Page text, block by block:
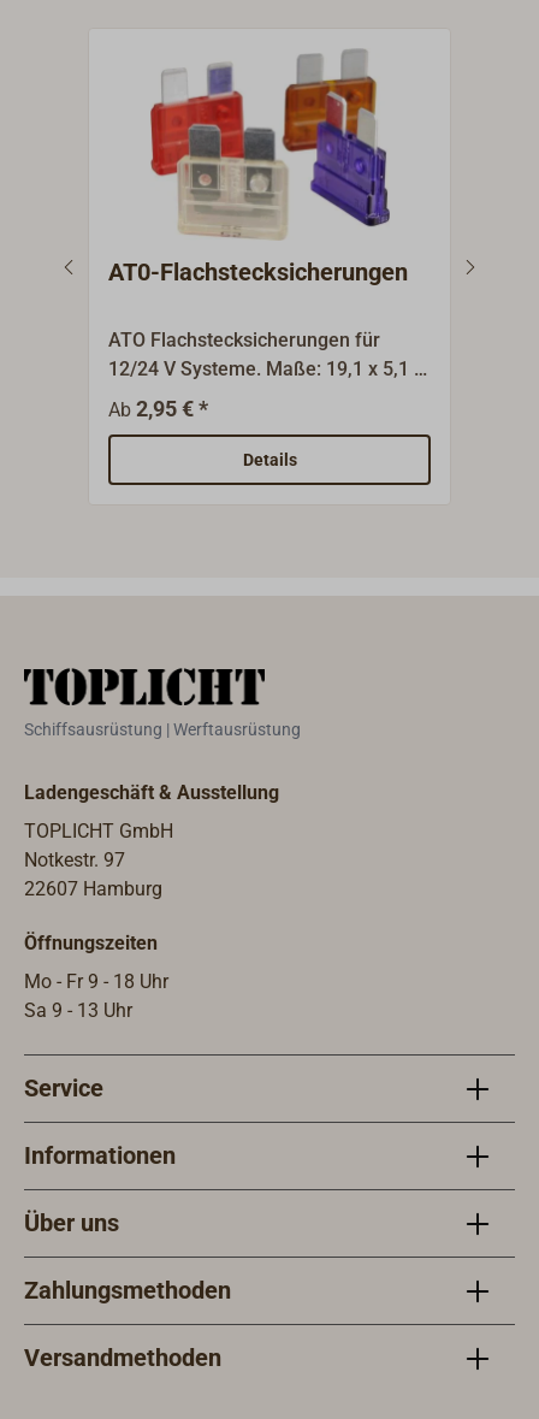
AT0-Flachstecksicherungen
ATO Flachstecksicherungen für
12/24 V Systeme. Maße: 19,1 x 5,1 x
18,5 mm, 4 Stück.
Ab2,95 € *
Details
Schiffsausrüstung | Werftausrüstung
Ladengeschäft & Ausstellung
TOPLICHT GmbH
Notkestr. 97
22607 Hamburg
Öffnungszeiten
Mo - Fr 9 - 18 Uhr
Sa 9 - 13 Uhr
Service
Informationen
Über uns
Zahlungsmethoden
Versandmethoden